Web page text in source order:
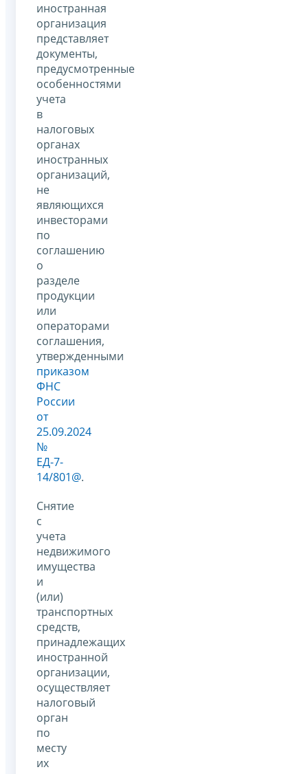
иностранная
организация
представляет
документы,
предусмотренные
особенностями
учета
в
налоговых
органах
иностранных
организаций,
не
являющихся
инвесторами
по
соглашению
о
разделе
продукции
или
операторами
соглашения,
утвержденными
приказом
ФНС
России
от
25.09.2024
№
ЕД-7-
14/801@.
Снятие
с
учета
недвижимого
имущества
и
(или)
транспортных
средств,
принадлежащих
иностранной
организации,
осуществляет
налоговый
орган
по
месту
их